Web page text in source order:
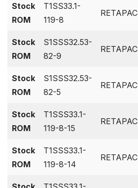
Stock
ROM
T1SS33.1-
119-8
RETAPAC
Stock
ROM
S1SSS32.53-
82-9
RETAPAC
Stock
ROM
S1SSS32.53-
82-5
RETAPAC
Stock
ROM
T1SSS33.1-
119-8-15
RETAPAC
Stock
ROM
T1SSS33.1-
119-8-14
RETAPAC